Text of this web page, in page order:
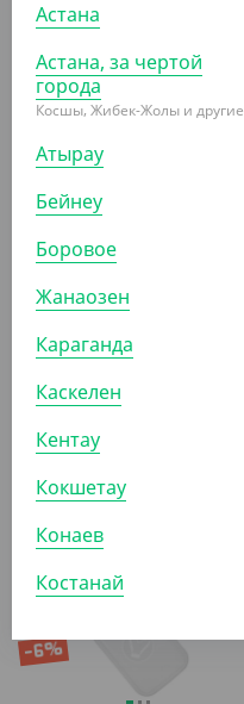
УП (50) КОР (1000)
АРТ. 2103711
-7%
2 090₸2 250
179*132*125 мм,
прозрачный, Cyclyc
-6%
Астана
Астана, за чертой
города
Косшы, Жибек-Жолы и другие
Атырау
Бейнеу
Боровое
Жанаозен
Караганда
Каскелен
Кентау
Кокшетау
Конаев
Костанай